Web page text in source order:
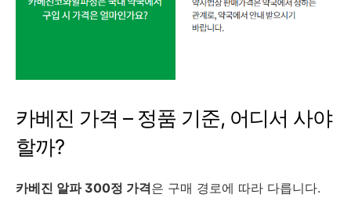
카베진 가격 – 정품 기준, 어디서 사야
할까?
카베진 알파 300정 가격은 구매 경로에 따라 다릅니다.